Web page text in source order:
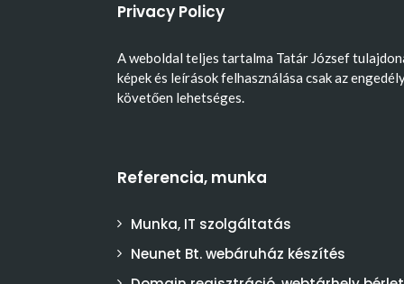
Privacy Policy
A weboldal teljes tartalma Tatár József
képek és leírások felhasználása csak az
követően lehetséges.
Referencia, munka
Munka, IT szolgáltatás
Neunet Bt. webáruház készítés